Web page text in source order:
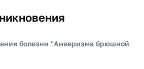
болезни "Аневризма брюшной